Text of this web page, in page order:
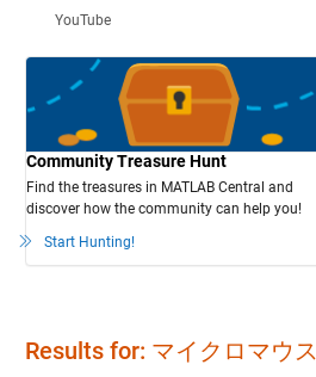
YouTube
Community Treasure Hunt
Find the treasures in MATLAB Central and
discover how the community can help you!
Start Hunting!
Results for: マイクロマウス